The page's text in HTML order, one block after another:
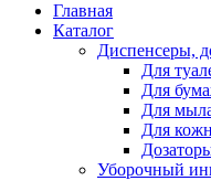
Главная
Каталог
Диспенсеры,
Для
Для
Для
Для
Уборочный